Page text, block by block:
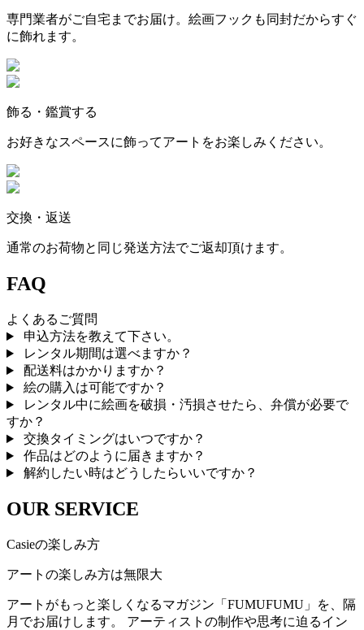
専門業者がご自宅までお届け。絵画フックも同封だからすぐ
に飾れます。
飾る・鑑賞する
お好きなスペースに飾ってアートをお楽しみください。
交換・返送
通常のお荷物と同じ発送方法でご返却頂けます。
FAQ
よくあるご質問
申込方法を教えて下さい。
レンタル期間は選べますか？
配送料はかかりますか？
絵の購入は可能ですか？
レンタル中に絵画を破損・汚損させたら、弁償が必要で
すか？
交換タイミングはいつですか？
作品はどのように届きますか？
解約したい時はどうしたらいいですか？
OUR SERVICE
Casieの楽しみ方
アートの楽しみ方は無限大
アートがもっと楽しくなるマガジン「FUMUFUMU」を、隔
月でお届けします。 アーティストの制作や思考に迫るイン